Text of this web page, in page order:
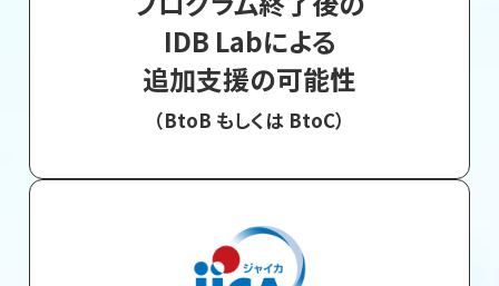
IDB Labによる
追加支援の可能性
（BtoB もしくは BtoC）